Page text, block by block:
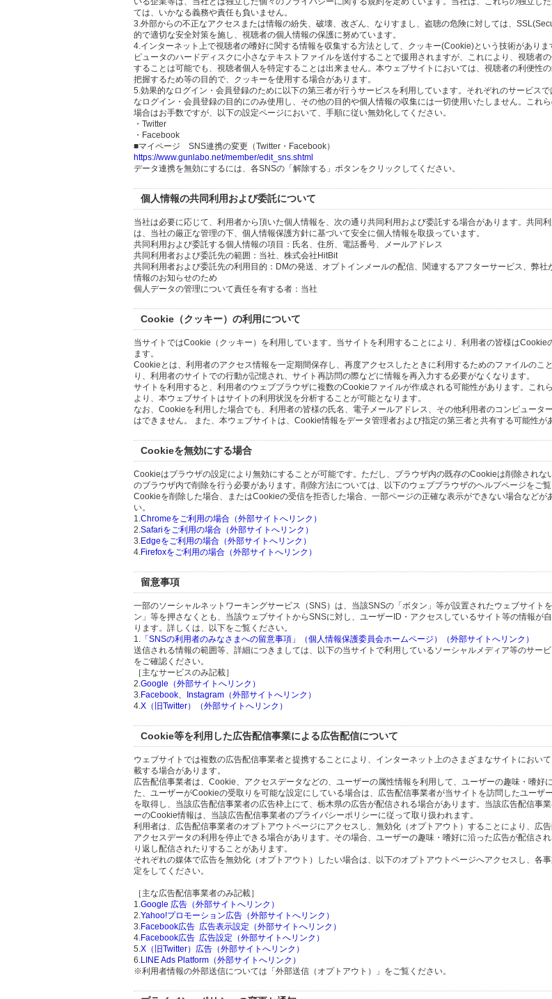
ては、いかなる義務や責任も負いません。
3.外部からの不正なアクセスまたは情報の紛失、破壊、改ざん、なりすまし、盗聴の危険に対しては、
的で適切な安全対策を施し、視聴者の個人情報の保護に努めています。
4.インターネット上で視聴者の嗜好に関する情報を収集する方法として、クッキー(Cookie)という技術があり
ピュータのハードディスクに小さなテキストファイルを送付することで援用されますが、これにより、視聴者
することは可能でも、視聴者個人を特定することは出来ません。本ウェブサイトにおいては、視聴者の利便性
把握するため等の目的で、クッキーを使用する場合があります。
5.効果的なログイン・会員登録のために以下の第三者が行うサービスを利用しています。それぞれのサービス
なログイン・会員登録の目的にのみ使用し、その他の目的や個人情報の収集には一切使用いたしません。これ
場合はお手数ですが、以下の設定ページにおいて、手順に従い無効化してください。
・Twitter
・Facebook
■マイページ SNS連携の変更（Twitter・Facebook）
https://www.gunlabo.net/member/edit_sns.shtml
データ連携を無効にするには、各SNSの「解除する」ボタンをクリックしてください。
個人情報の共同利用および委託について
当社は必要に応じて、利用者から頂いた個人情報を、次の通り共同利用および委託する場合があります。共同
は、当社の厳正な管理の下、個人情報保護方針に基づいて安全に個人情報を取扱っています。
共同利用および委託する個人情報の項目：氏名、住所、電話番号、メールアドレス
共同利用者および委託先の範囲：当社、株式会社HitBit
共同利用者および委託先の利用目的：DMの発送、オプトインメールの配信、関連するアフターサービス、弊社
情報のお知らせのため
個人データの管理について責任を有する者：当社
Cookie（クッキー）の利用について
当サイトではCookie（クッキー）を利用しています。当サイトを利用することにより、利用者の皆様はCookie
ます。
Cookieとは、利用者のアクセス情報を一定期間保存し、再度アクセスしたときに利用するためのファイルのこ
り、利用者のサイトでの行動が記憶され、サイト再訪問の際などに情報を再入力する必要がなくなります。
サイトを利用すると、利用者のウェブブラウザに複数のCookieファイルが作成される可能性があります。これ
より、本ウェブサイトはサイトの利用状況を分析することが可能となります。
なお、Cookieを利用した場合でも、利用者の皆様の氏名、電子メールアドレス、その他利用者のコンピュータ
はできません。 また、本ウェブサイトは、Cookie情報をデータ管理者および指定の第三者と共有する可能性が
Cookieを無効にする場合
Cookieはブラウザの設定により無効にすることが可能です。ただし、ブラウザ内の既存のCookieは削除されな
のブラウザ内で削除を行う必要があります。削除方法については、以下のウェブブラウザのヘルプページをご覧
Cookieを削除した場合、またはCookieの受信を拒否した場合、一部ページの正確な表示ができない場合などが
い。
1.Chromeをご利用の場合（外部サイトへリンク）
2.Safariをご利用の場合（外部サイトへリンク）
3.Edgeをご利用の場合（外部サイトへリンク）
4.Firefoxをご利用の場合（外部サイトへリンク）
留意事項
一部のソーシャルネットワーキングサービス（SNS）は、当該SNSの「ボタン」等が設置されたウェブサイト
ン」等を押さなくとも、当該ウェブサイトからSNSに対し、ユーザーID・アクセスしているサイト等の情報が
ります。詳しくは、以下をご覧ください。
1. 「SNSの利用者のみなさまへの留意事項」（個人情報保護委員会ホームページ）（外部サイトへリンク）
送信される情報の範囲等、詳細につきましては、以下の当サイトで利用しているソーシャルメディア等のサー
をご確認ください。
［主なサービスのみ記載］
2.Google（外部サイトへリンク）
3.Facebook、Instagram（外部サイトへリンク）
4.X（旧Twitter）（外部サイトへリンク）
Cookie等を利用した広告配信事業による広告配信について
ウェブサイトでは複数の広告配信事業者と提携することにより、インターネット上のさまざまなサイトにおい
載する場合があります。
広告配信事業者は、Cookie、アクセスデータなどの、ユーザーの属性情報を利用して、ユーザーの趣味・嗜好
た、ユーザーがCookieの受取りを可能な設定にしている場合は、広告配信事業者が当サイトを訪問したユーザ
を取得し、当該広告配信事業者の広告枠上にて、栃木県の広告が配信される場合があります。当該広告配信事
ーのCookie情報は、当該広告配信事業者のプライバシーポリシーに従って取り扱われます。
利用者は、広告配信事業者のオプトアウトページにアクセスし、無効化（オプトアウト）することにより、広
アクセスデータの利用を停止できる場合があります。その場合、ユーザーの趣味・嗜好に沿った広告が配信さ
り返し配信されたりすることがあります。
それぞれの媒体で広告を無効化（オプトアウト）したい場合は、以下のオプトアウトページへアクセスし、各
定をしてください。
［主な広告配信事業者のみ記載］
1.Google 広告（外部サイトへリンク）
2.Yahoo!プロモーション広告（外部サイトへリンク）
3.Facebook広告 広告表示設定（外部サイトへリンク）
4.Facebook広告 広告設定（外部サイトへリンク）
5.X（旧Twitter）広告（外部サイトへリンク）
6.LINE Ads Platform（外部サイトへリンク）
※利用者情報の外部送信については「外部送信（オプトアウト）」をご覧ください。